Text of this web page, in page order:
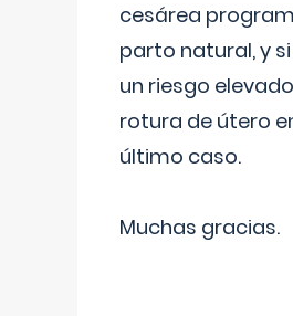
cesárea
parto natural, y
un riesgo
rotura de útero
último caso.
Muchas gracias.